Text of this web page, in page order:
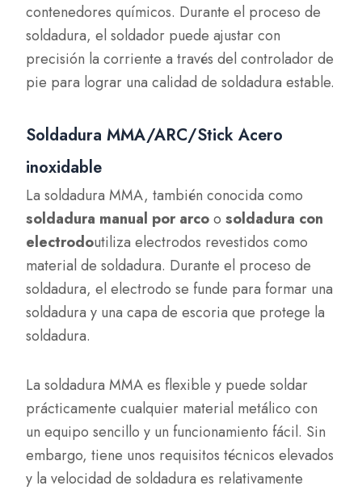
contenedores químicos. Durante el proceso de
soldadura, el soldador puede ajustar con
precisión la corriente a través del controlador de
pie para lograr una calidad de soldadura estable.
Soldadura MMA/ARC/Stick Acero
inoxidable
La soldadura MMA, también conocida como
soldadura manual por arcoosoldadura con
electrodoutiliza electrodos revestidos como
material de soldadura. Durante el proceso de
soldadura, el electrodo se funde para formar una
soldadura y una capa de escoria que protege la
soldadura.
La soldadura MMA es flexible y puede soldar
prácticamente cualquier material metálico con
un equipo sencillo y un funcionamiento fácil. Sin
embargo, tiene unos requisitos técnicos elevados
y la velocidad de soldadura es relativamente